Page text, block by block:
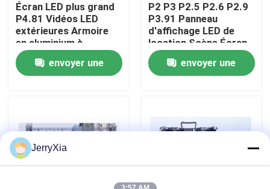
Visite de l'usine
Contrôle de la qualité
Nouvelles
Écran LED plus grand
P4.81 Vidéos LED
extérieures Armoire
en aluminium à
moulage sous
pression Écran
d'affichage de
envoyer une
P2 P3 P2.5 P2.6 P2.9
P3.91 Panneau
d'affichage LED de
location Scène Écran
LED extérieur intérieur
envoyer une
JerryXia